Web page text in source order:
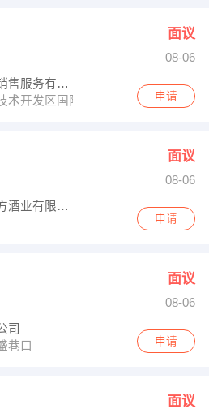
面议
08-06
云南中升景通汽车销售服务有限公司
术开发区国际汽车城C08-C10
申请
面议
08-06
迪庆经济开发区古方酒业有限公司
申请
面议
08-06
司
巷口
申请
面议